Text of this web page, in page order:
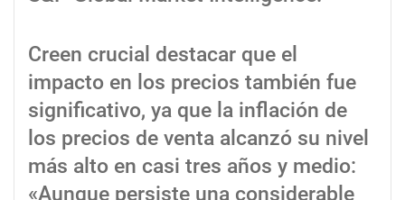
Creen crucial destacar que el
impacto en los precios también fue
significativo, ya que la inflación de
los precios de venta alcanzó su nivel
más alto en casi tres años y medio:
«Aunque persiste una considerable